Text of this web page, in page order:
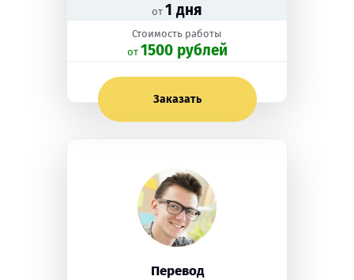
от 1 дня
Стоимость работы
oт 1500 рублей
Заказать
Перевод